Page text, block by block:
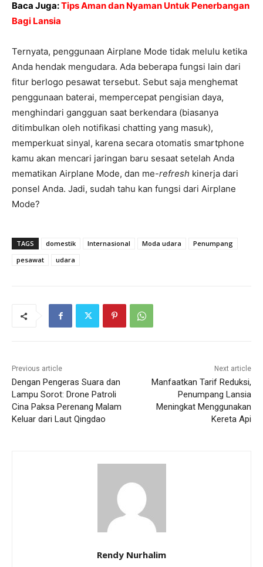
Baca Juga:Tips Aman dan Nyaman Untuk Penerbangan
Bagi Lansia
Ternyata, penggunaan Airplane Mode tidak melulu ketika
Anda hendak mengudara. Ada beberapa fungsi lain dari
fitur berlogo pesawat tersebut. Sebut saja menghemat
penggunaan baterai, mempercepat pengisian daya,
menghindari gangguan saat berkendara (biasanya
ditimbulkan oleh notifikasi chatting yang masuk),
memperkuat sinyal, karena secara otomatis smartphone
kamu akan mencari jaringan baru sesaat setelah Anda
mematikan Airplane Mode, dan me-refresh kinerja dari
ponsel Anda. Jadi, sudah tahu kan fungsi dari Airplane
Mode?
TAGS domestik Internasional Moda udara
Penumpang
pesawat
udara
Previous article
Dengan Pengeras Suara dan
Lampu Sorot: Drone Patroli
Cina Paksa Perenang Malam
Keluar dari Laut Qingdao
Next article
Manfaatkan Tarif Reduksi,
Penumpang Lansia
Meningkat Menggunakan
Kereta Api
Rendy Nurhalim